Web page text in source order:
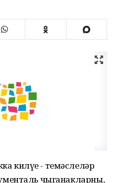
килүе - темәслеләр
чыганакларны,